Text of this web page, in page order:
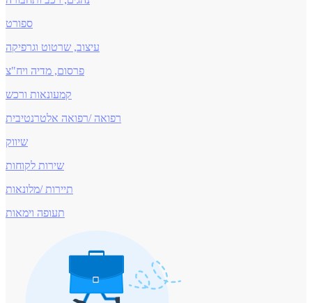
ספורט
עיצוב, שרטוט וגרפיקה
פרסום, מדיה ויח"צ
קמעונאות ורכש
רפואה /רפואה אלטרנטיבית
שיווק
שירות לקוחות
תיירות /מלונאות
תעופה וימאות